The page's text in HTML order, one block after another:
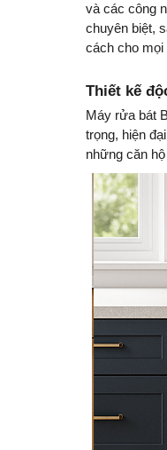
và các công
chuyên biệt,
cách cho mọi
Thiết kế
Máy rửa bát
trọng, hiện
những căn